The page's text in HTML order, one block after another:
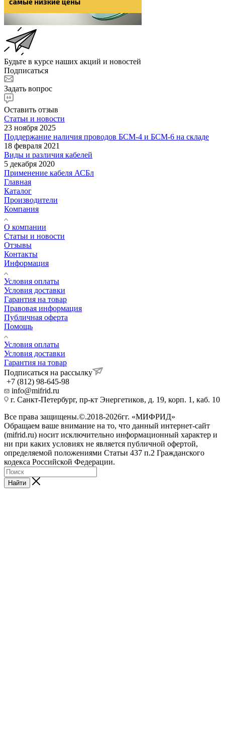
Будьте в курсе наших акций и новостей
Подписаться
Задать вопрос
Оставить отзыв
Статьи и новости
23 ноября 2025
Поддержание наличия проводов БСМ-4 и БСМ-6 на складе
18 февраля 2021
Виды и различия кабелей
5 декабря 2020
Применение кабеля АСБл
Главная
Каталог
Производители
Компания
О компании
Статьи и новости
Отзывы
Контакты
Информация
Условия оплаты
Условия доставки
Гарантия на товар
Правовая информация
Публичная оферта
Помощь
Условия оплаты
Условия доставки
Гарантия на товар
Подписаться на рассылку
+7 (812) 98-645-98
info@mifrid.ru
г. Санкт-Петербург, пр-кт Энергетиков, д. 19, корп. 1, каб. 10
Все права защищены.©.2018-2026гг. «МИФРИД»
Обращаем ваше внимание на то, что данный интернет-сайт
(mifrid.ru) носит исключительно информационный характер и
ни при каких условиях не является публичной офертой,
определяемой положениями Статьи 437 п.2 Гражданского
кодекса Российской Федерации.
Найти